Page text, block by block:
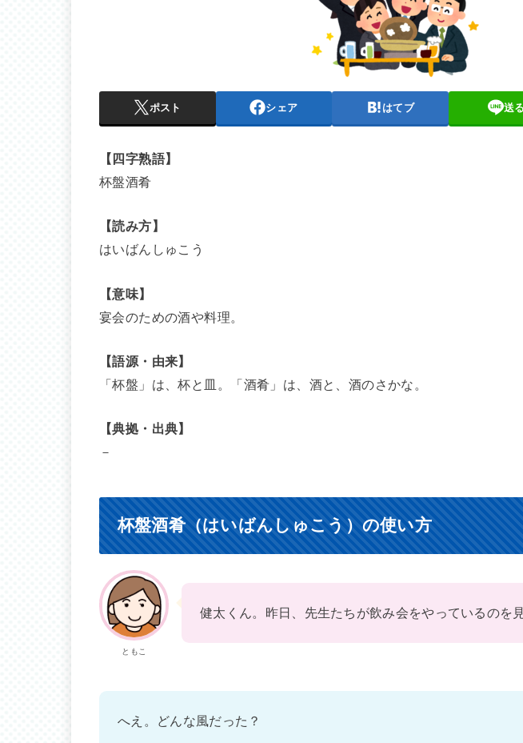
ポスト シェア はてブ 送る
【四字熟語】
杯盤酒肴
【読み方】
はいばんしゅこう
【意味】
宴会のための酒や料理。
【語源・由来】
「杯盤」は、杯と皿。「酒肴」は、酒と、酒のさかな。
【典拠・出典】
－
杯盤酒肴（はいばんしゅこう）の使い方
ともこ
健太くん。昨日、先生たちが飲み会をやっているのを見
へえ。どんな風だった？